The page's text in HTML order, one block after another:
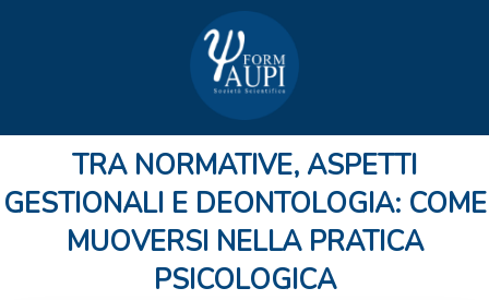
TRA NORMATIVE, ASPETTI
GESTIONALI E DEONTOLOGIA: COME
MUOVERSI NELLA PRATICA
PSICOLOGICA